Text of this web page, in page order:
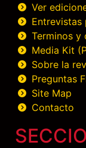
Ver
Terminos y
Media Kit
Sobre la
Preguntas
Site Map
Contacto